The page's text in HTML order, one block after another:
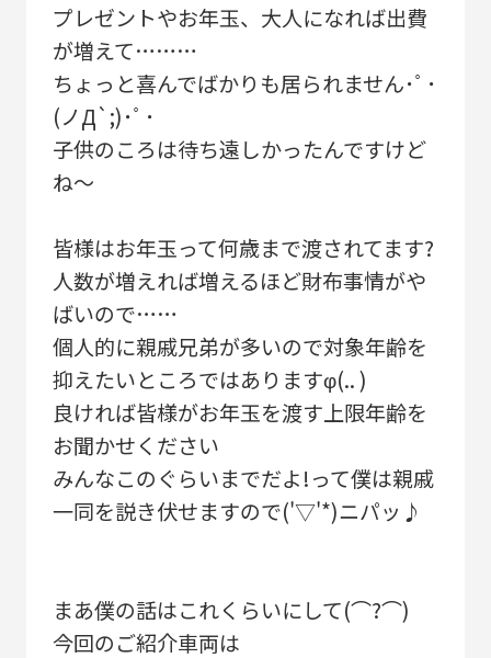
プレゼントやお年玉、大人になれば出費
が増えて………
ちょっと喜んでばかりも居られません･ﾟ･
(ノД`;)･ﾟ･
子供のころは待ち遠しかったんですけど
ね～
皆様はお年玉って何歳まで渡されてます?
人数が増えれば増えるほど財布事情がや
ばいので……
個人的に親戚兄弟が多いので対象年齢を
抑えたいところではありますφ(.. )
良ければ皆様がお年玉を渡す上限年齢を
お聞かせください
みんなこのぐらいまでだよ!って僕は親戚
一同を説き伏せますので('▽'*)ニパッ♪
まあ僕の話はこれくらいにして(⌒?⌒)
今回のご紹介車両は